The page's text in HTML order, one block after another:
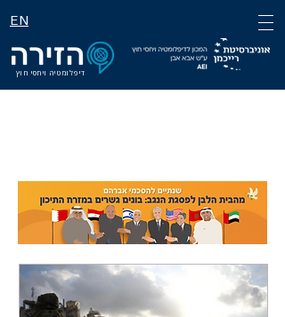
EN
דיפלומטיה ויחסי חוץ